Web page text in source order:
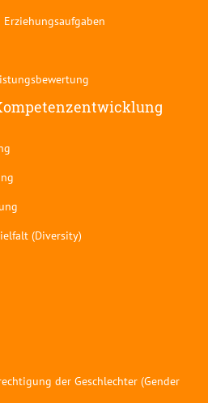
(Diversity)
der Geschlechter (Gender